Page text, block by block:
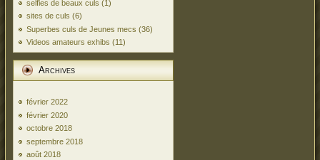
selfies de beaux culs (1)
sites de culs (6)
Superbes culs de Jeunes mecs (36)
Videos amateurs exhibs (11)
Archives
février 2022
février 2020
octobre 2018
septembre 2018
août 2018